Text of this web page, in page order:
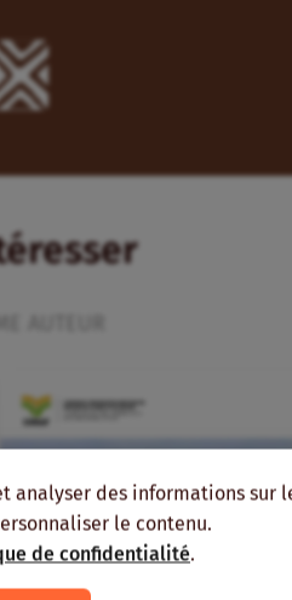
analyser des informations sur
le contenu.
de confidentialité.